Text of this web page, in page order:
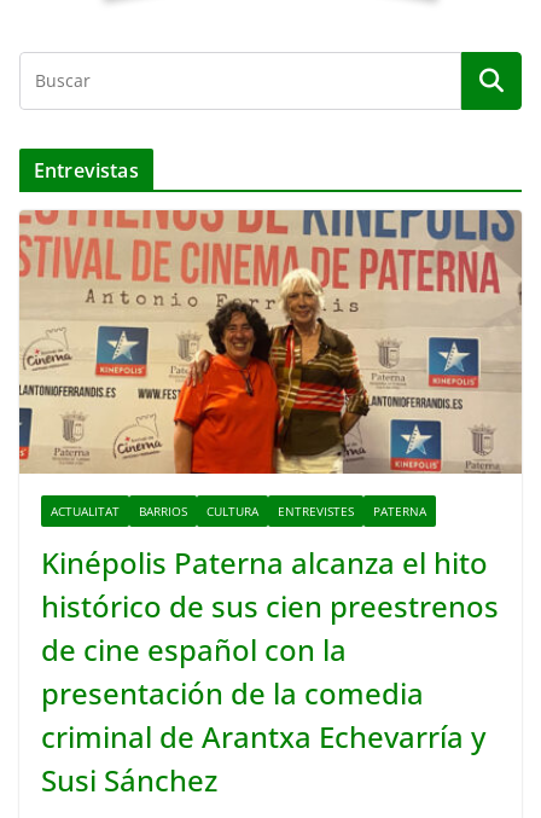
Entrevistas
ACTUALITAT BARRIOS CULTURA ENTREVISTES PATERNA
Kinépolis Paterna alcanza el hito
histórico de sus cien preestrenos
de cine español con la
presentación de la comedia
criminal de Arantxa Echevarría y
Susi Sánchez